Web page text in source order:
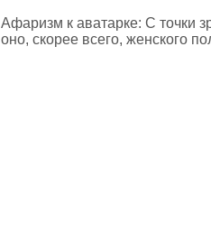
Афаризм к аватарке: С точки
оно, скорее всего, женского